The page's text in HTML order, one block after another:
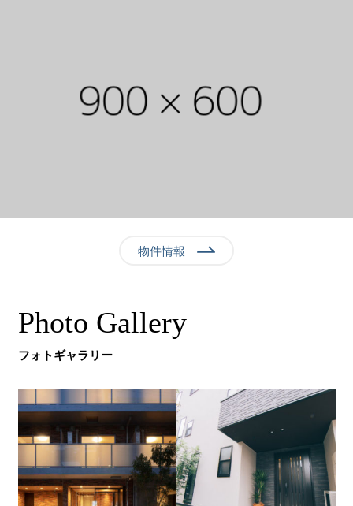
物件情報
Photo Gallery
フォトギャラリー